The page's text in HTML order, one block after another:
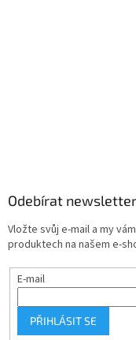
Odebírat newsletter
Vložte svůj e-mail a my
produktech na našem e-
E-mail
PŘIHLÁSIT SE